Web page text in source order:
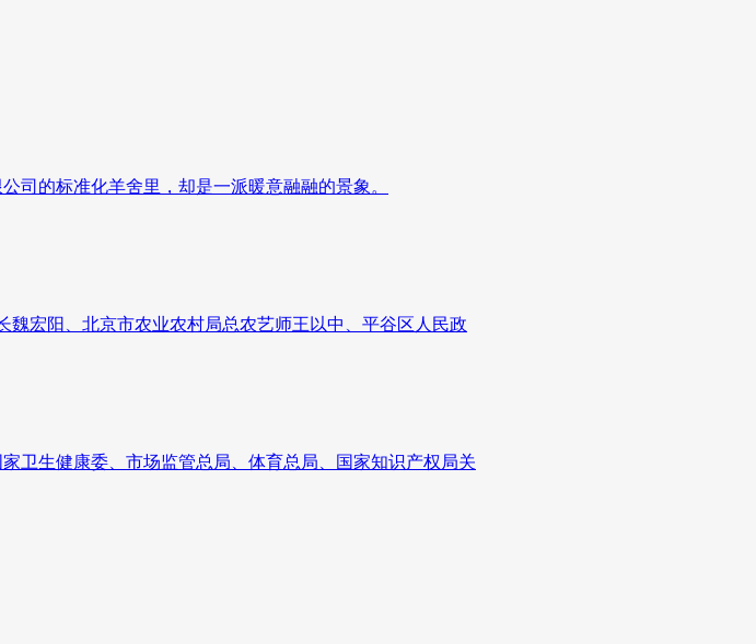
司的标准化羊舍里，却是一派暖意融融的景象。
宏阳、北京市农业农村局总农艺师王以中、平谷区人民政
卫生健康委、市场监管总局、体育总局、国家知识产权局关